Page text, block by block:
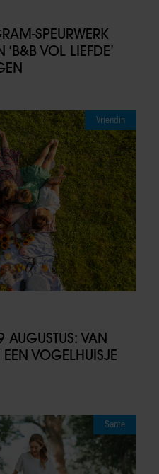
SPEURWERK
VOL LIEFDE’
Vriendin
AUGUSTUS: VAN
VOGELHUISJE
Sante